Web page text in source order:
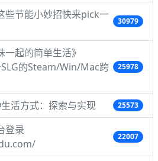
些节能小妙招快来pick一
30979
一起的简单生活》
的Steam/Win/Mac跨
25978
活方式：探索与实现 25573
登录
22007